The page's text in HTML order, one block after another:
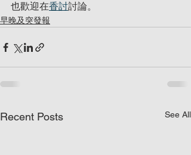
也歡迎在香討討論。
早晚及突發報
Recent Posts See All